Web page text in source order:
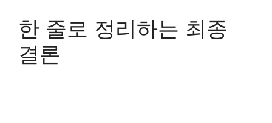
한 줄로 정리하는 최종
결론